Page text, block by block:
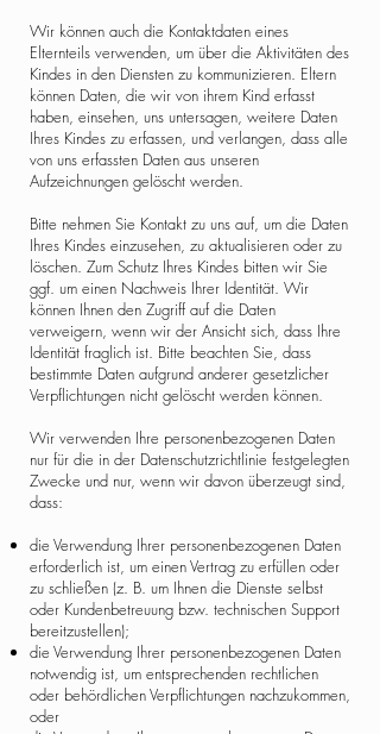
Wir können auch die Kontaktdaten eines
Elternteils verwenden, um über die Aktivitäten des
Kindes in den Diensten zu kommunizieren. Eltern
können Daten, die wir von ihrem Kind erfasst
haben, einsehen, uns untersagen, weitere Daten
Ihres Kindes zu erfassen, und verlangen, dass alle
von uns erfassten Daten aus unseren
Aufzeichnungen gelöscht werden.
Bitte nehmen Sie Kontakt zu uns auf, um die Daten
Ihres Kindes einzusehen, zu aktualisieren oder zu
löschen. Zum Schutz Ihres Kindes bitten wir Sie
ggf. um einen Nachweis Ihrer Identität. Wir
können Ihnen den Zugriff auf die Daten
verweigern, wenn wir der Ansicht sich, dass Ihre
Identität fraglich ist. Bitte beachten Sie, dass
bestimmte Daten aufgrund anderer gesetzlicher
Verpflichtungen nicht gelöscht werden können.
Wir verwenden Ihre personenbezogenen Daten
nur für die in der Datenschutzrichtlinie festgelegten
Zwecke und nur, wenn wir davon überzeugt sind,
dass:
die Verwendung Ihrer personenbezogenen Daten
erforderlich ist, um einen Vertrag zu erfüllen oder
zu schließen (z. B. um Ihnen die Dienste selbst
oder Kundenbetreuung bzw. technischen Support
bereitzustellen);
die Verwendung Ihrer personenbezogenen Daten
notwendig ist, um entsprechenden rechtlichen
oder behördlichen Verpflichtungen nachzukommen,
oder